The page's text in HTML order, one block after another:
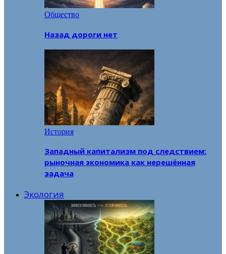
Общество
Назад дороги нет
История
Западный капитализм под следствием:
рыночная экономика как нерешённая
задача
Экология